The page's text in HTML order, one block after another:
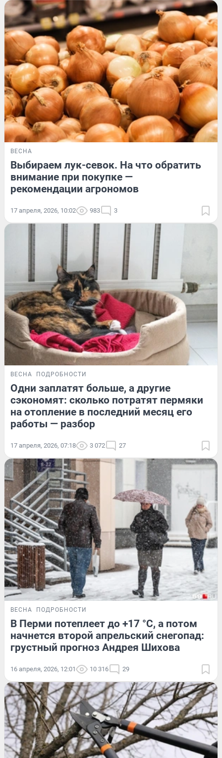
ВЕСНА
Выбираем лук-севок. На что обратить
внимание при покупке —
рекомендации агрономов
17 апреля, 2026, 10:02 983 3
ВЕСНА ПОДРОБНОСТИ
Одни заплатят больше, а другие
сэкономят: сколько потратят пермяки
на отопление в последний месяц его
работы — разбор
17 апреля, 2026, 07:18 3 072 27
ВЕСНА ПОДРОБНОСТИ
В Перми потеплеет до +17 °C, а потом
начнется второй апрельский снегопад:
грустный прогноз Андрея Шихова
16 апреля, 2026, 12:01 10 316 29